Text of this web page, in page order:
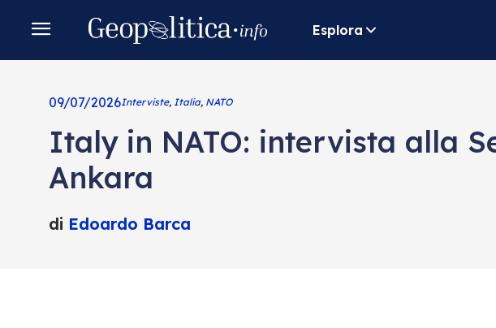
Esplora
09/07/2026Interviste, Italia, NATO
Italy in NATO: intervista alla
Ankara
di Edoardo Barca